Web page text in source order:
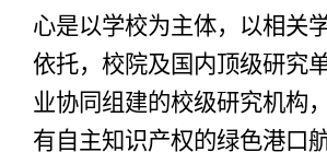
心是以学校为主体，以相关
依托，校院及国内顶级研究
业协同组建的校级研究机构
有自主知识产权的绿色港口